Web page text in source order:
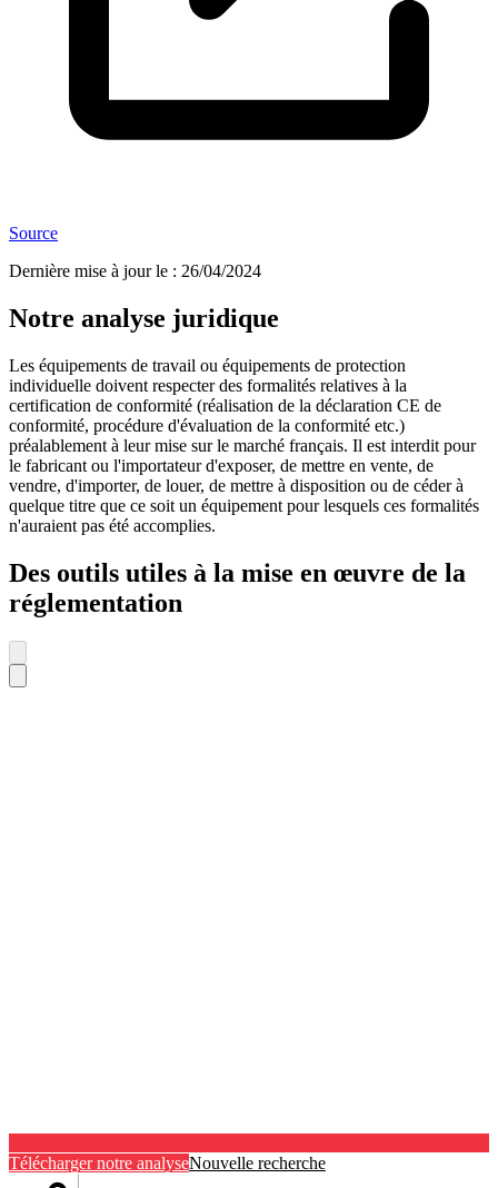
Source
Dernière mise à jour le : 26/04/2024
Notre analyse juridique
Les équipements de travail ou équipements de protection
individuelle doivent respecter des formalités relatives à la
certification de conformité (réalisation de la déclaration CE de
conformité, procédure d'évaluation de la conformité etc.)
préalablement à leur mise sur le marché français. Il est interdit pour
le fabricant ou l'importateur d'exposer, de mettre en vente, de
vendre, d'importer, de louer, de mettre à disposition ou de céder à
quelque titre que ce soit un équipement pour lesquels ces formalités
n'auraient pas été accomplies.
Des outils utiles à la mise en œuvre de la
réglementation
Télécharger notre analyseNouvelle recherche